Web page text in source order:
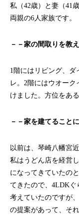
私（42歳）と妻（41
両親の6人家族です。
－－家の間取りを教
1階にはリビング、ダ
レ。2階にはウオー
けました。方位をあ
－－家を建てること
以前は、琴崎八幡宮
私はうどん店を経営
になってきていたの
てきたので、4LDKぐ
考えていたのですが
の提案があって、そ